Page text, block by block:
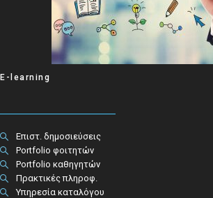
E-learning
Επιστ. δημοσιεύσεις
Portfolio φοιτητών
Portfolio καθηγητών
Πρακτικές πληροφ.​
Υπηρεσία καταλόγου